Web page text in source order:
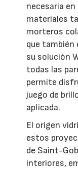
necesaria
materiales
morteros
que también
su solución
todas las
permite
juego de
aplicada.
El origen
estos
de Saint-
interiores,